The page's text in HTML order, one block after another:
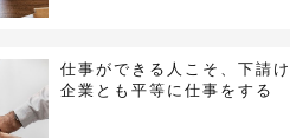
仕事ができる人こそ、下請け
企業とも平等に仕事をする